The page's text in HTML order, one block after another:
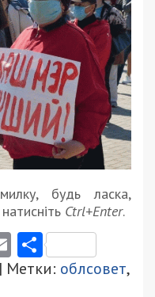
будь ласка,
Ctrl+Enter.
Email
| Метки: облсовет,